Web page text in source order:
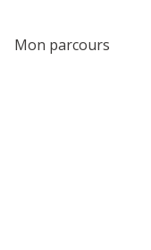
Mon parcours